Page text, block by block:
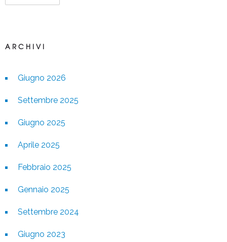
ARCHIVI
Giugno 2026
Settembre 2025
Giugno 2025
Aprile 2025
Febbraio 2025
Gennaio 2025
Settembre 2024
Giugno 2023